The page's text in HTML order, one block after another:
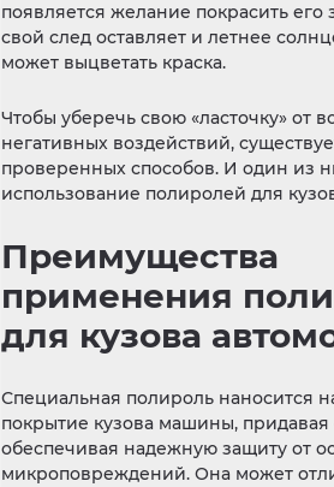
появляется желание покрасить его
свой след оставляет и летнее
может выцветать краска.
Чтобы уберечь свою «ласточку» от
негативных воздействий,
проверенных способов. И один из
использование полиролей для
Преимущества
применения
для кузова
Специальная полироль наносится
покрытие кузова машины, придавая
обеспечивая надежную защиту от
микроповреждений. Она может